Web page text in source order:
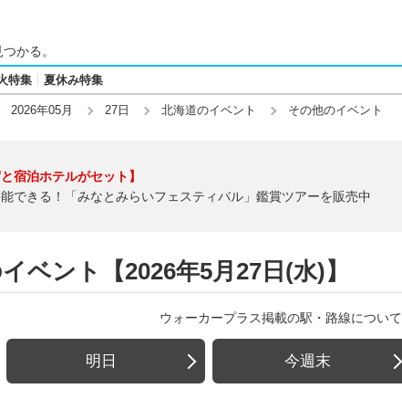
かる。
特集 夏休み特集
2026年05月 27日 北海道のイベント その他のイベント
宿泊ホテルがセット】
できる！「みなとみらいフェスティバル」鑑賞ツアーを販売中
ベント【2026年5月27日(水)】
ウォーカープラス掲載の駅・路線について
明日 今週末